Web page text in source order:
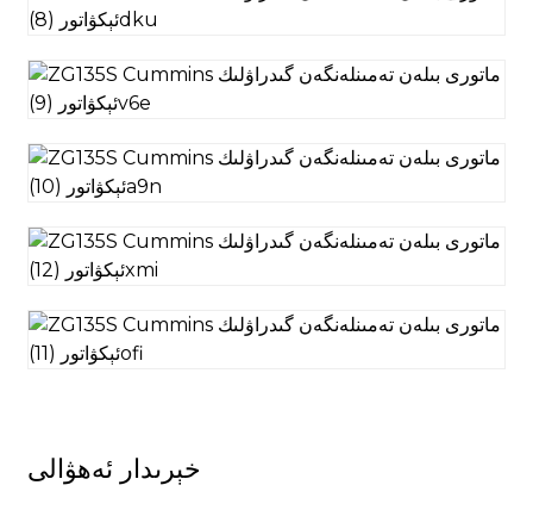
خېرىدار ئەھۋالى